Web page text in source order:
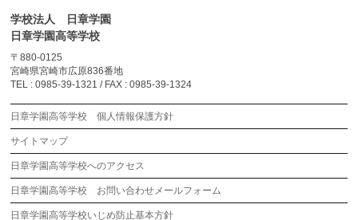
学校法人 日章学園
日章学園高等学校
〒880-0125
宮崎県宮崎市広原836番地
TEL : 0985-39-1321 / FAX : 0985-39-1324
日章学園高等学校 個人情報保護方針
サイトマップ
日章学園高等学校へのアクセス
日章学園高等学校 お問い合わせメールフォーム
日章学園高等学校いじめ防止基本方針